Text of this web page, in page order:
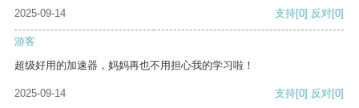
2025-09-14 支持[0] 反对[0]
游客
超级好用的加速器，妈妈再也不用担心我的学习啦！
2025-09-14 支持[0] 反对[0]